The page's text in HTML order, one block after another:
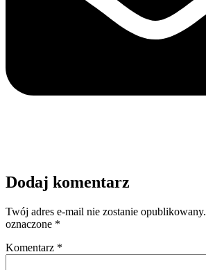
Dodaj komentarz
Twój adres e-mail nie zostanie opublikowany.
oznaczone *
Komentarz *